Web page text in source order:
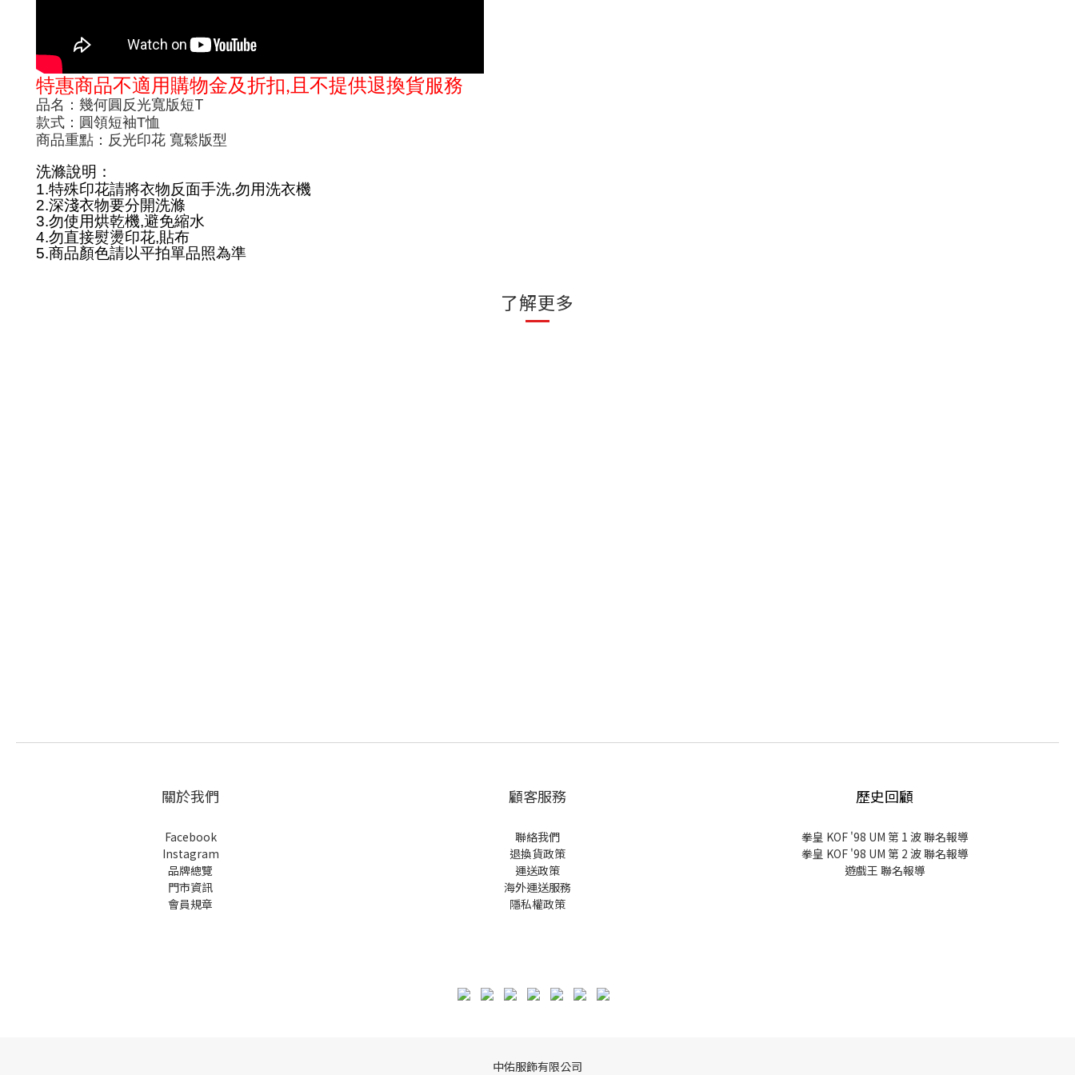
特惠商品不適用購物金及折扣,且不提供退換貨服務
品名：幾何圓反光寬版短T
款式：圓領短袖T恤
商品重點：反光印花 寬鬆版型
洗滌說明 ：
1.特殊印花請將衣物反面手洗,勿用洗衣機
2.深淺衣物要分開洗滌
3.勿使用烘乾機,避免縮水
4.勿直接熨燙印花,貼布
5.商品顏色請以平拍單品照為準
了解更多
關於我們
Facebook
Instagram
品牌總覽
門市資訊
會員規章
顧客服務
聯絡我們
退換貨政策
運送政策
海外運送服務
隱私權政策
歷史回顧
拳皇 KOF '98 UM 第 1 波 聯名報導
拳皇 KOF '98 UM 第 2 波 聯名報導
遊戲王 聯名報導
中佑服飾有限公司